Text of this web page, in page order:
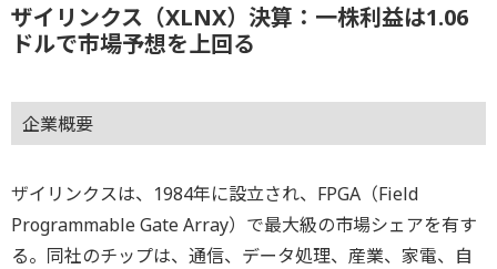
ザイリンクス（XLNX）決算：一株利益は1.06
ドルで市場予想を上回る
企業概要
ザイリンクスは、1984年に設立され、FPGA（Field
Programmable Gate Array）で最大級の市場シェアを有す
る。同社のチップは、通信、データ処理、産業、家電、自